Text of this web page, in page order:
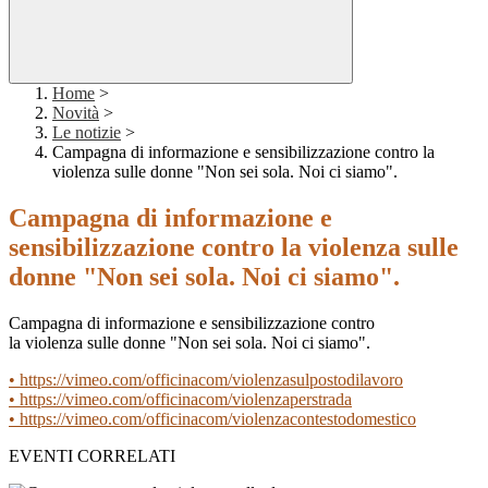
Home >
Novità >
Le notizie >
Campagna di informazione e sensibilizzazione contro la
violenza sulle donne "Non sei sola. Noi ci siamo".
Campagna di informazione e
sensibilizzazione contro la violenza sulle
donne "Non sei sola. Noi ci siamo".
Campagna di informazione e sensibilizzazione contro
la violenza sulle donne "Non sei sola. Noi ci siamo".
• https://vimeo.com/officinacom/violenzasulpostodilavoro
• https://vimeo.com/officinacom/violenzaperstrada
• https://vimeo.com/officinacom/violenzacontestodomestico
EVENTI CORRELATI